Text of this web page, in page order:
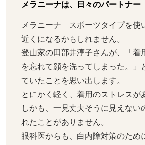
メラニーナは、日々のパートナー
メラニーナ　スポーツタイプを使
近くになるかもしれません。
登山家の田部井淳子さんが、「着
を忘れて顔を洗ってしまった。」
ていたことを思い出します。
とにかく軽く、着用のストレスが
しかも、一見丈夫そうに見えない
れたことがありません。
眼科医からも、白内障対策のため